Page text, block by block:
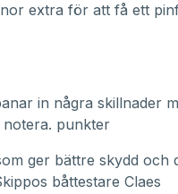
extra för att få ett
in några skillnader
notera. punkter
ger bättre skydd och
båttestare Claes